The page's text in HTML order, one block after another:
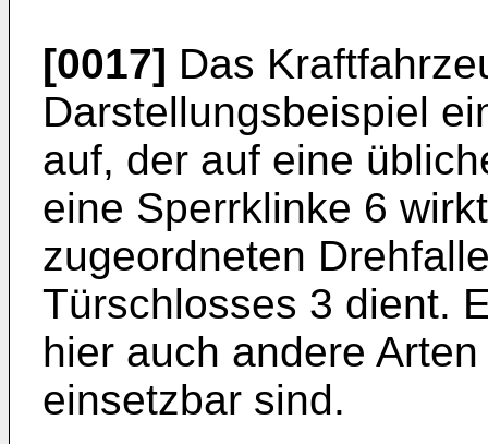
[0017] Das
Darstellungsbeispiel
auf, der auf eine
eine Sperrklinke 6
zugeordneten
Türschlosses 3 dient.
hier auch andere
einsetzbar sind.